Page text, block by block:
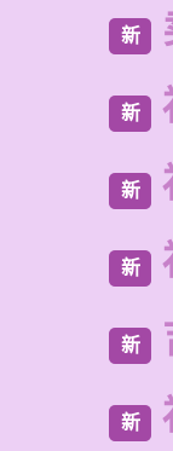
新
新
新
新
新
新